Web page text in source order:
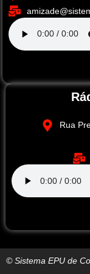
Rua
© Sistema EPU de